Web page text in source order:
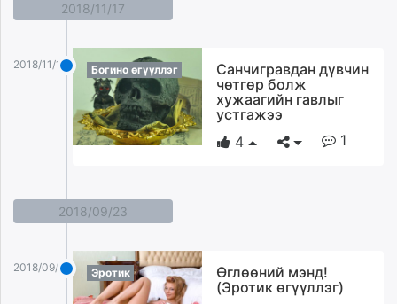
2018/11/17
2018/11/17 Богино өгүүллэг
Санчигравдан дүвчин
чөтгөр болж
хужаагийн гавлыг
устгажээ
4
1
2018/09/23
2018/09/23 Эротик
Өглөөний мэнд!
(Эротик өгүүллэг)